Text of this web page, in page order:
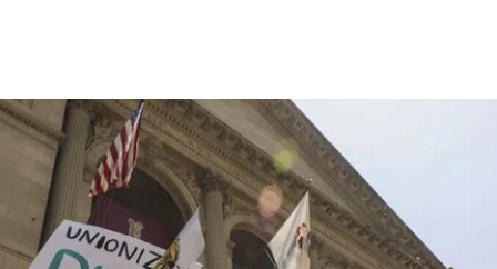
阿布扎比古根海姆博物馆占地逾80万平方英尺，将
成为古根海姆体系中规模最大的分馆，内设30个展
厅，室内展览面积约12.5万平方英尺。建筑外观由
十个雕塑般的锥体以非传统方式组合而成，表面覆
以不锈钢网、缟玛瑙和玻璃等材料，高达280英